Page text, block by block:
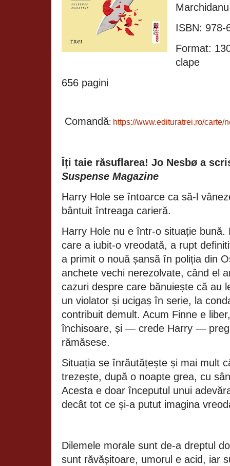
Marchidanu
ISBN: 978-
Format:
clape
656 pagini
Comandă: https://www.edituratrei.ro/carte/
Îți taie răsuflarea! Jo Nesbø a
Suspense Magazine
Harry Hole se întoarce ca să-l
bântuit întreaga carieră.
Harry Hole nu e într-o situație bună.
care a iubit-o vreodată, a rupt
a primit o nouă șansă în poliția din
anchete vechi nerezolvate, când el
cazuri despre care bănuiește că au
un violator și ucigaș în serie, la
contribuit demult. Acum Finne e
închisoare, și — crede Harry —
rămăsese.
Situația se înrăutățește și mai mult
trezește, după o noapte grea, cu
Acesta e doar începutul unui
decât tot ce și-a putut imagina
Dilemele morale sunt de-a dreptul
sunt răvășitoare, umorul e acid, iar